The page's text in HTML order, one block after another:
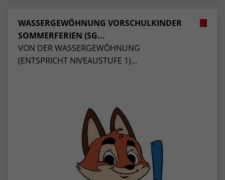
WASSERGEWÖHNUNG VORSCHULKINDER
SOMMERFERIEN (SG...
VON DER WASSERGEWÖHNUNG
(ENTSPRICHT NIVEAUSTUFE 1)...